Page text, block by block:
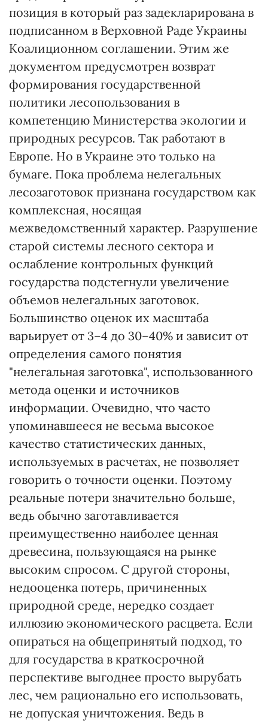
позиция в который раз задекларирована в
подписанном в Верховной Раде Украины
Коалиционном соглашении. Этим же
документом предусмотрен возврат
формирования государственной
политики лесопользования в
компетенцию Министерства экологии и
природных ресурсов. Так работают в
Европе. Но в Украине это только на
бумаге. Пока проблема нелегальных
лесозаготовок признана государством как
комплексная, носящая
межведомственный характер. Разрушение
старой системы лесного сектора и
ослабление контрольных функций
государства подстегнули увеличение
объемов нелегальных заготовок.
Большинство оценок их масштаба
варьирует от 3–4 до 30–40% и зависит от
определения самого понятия
"нелегальная заготовка", использованного
метода оценки и источников
информации. Очевидно, что часто
упоминавшееся не весьма высокое
качество статистических данных,
используемых в расчетах, не позволяет
говорить о точности оценки. Поэтому
реальные потери значительно больше,
ведь обычно заготавливается
преимущественно наиболее ценная
древесина, пользующаяся на рынке
высоким спросом. С другой стороны,
недооценка потерь, причиненных
природной среде, нередко создает
иллюзию экономического расцвета. Если
опираться на общепринятый подход, то
для государства в краткосрочной
перспективе выгоднее просто вырубать
лес, чем рационально его использовать,
не допуская уничтожения. Ведь в